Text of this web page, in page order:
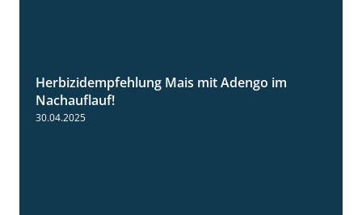
1:27
Herbizidempfehlung Mais mit Adengo im
Nachauflauf!
30.04.2025